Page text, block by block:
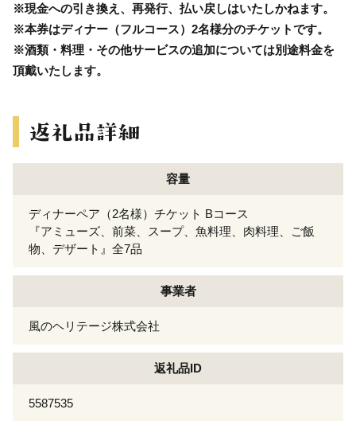
※現金への引き換え、再発行、払い戻しはいたしかねます。
※本券はディナー（フルコース）2名様分のチケットです。
※酒類・料理・その他サービスの追加については別途料金を
頂戴いたします。
容量
ディナーペア（2名様）チケット Bコース
『アミューズ、前菜、スープ、魚料理、肉料理、ご飯
物、デザート』全7品
事業者
風のヘリテージ株式会社
返礼品ID
5587535